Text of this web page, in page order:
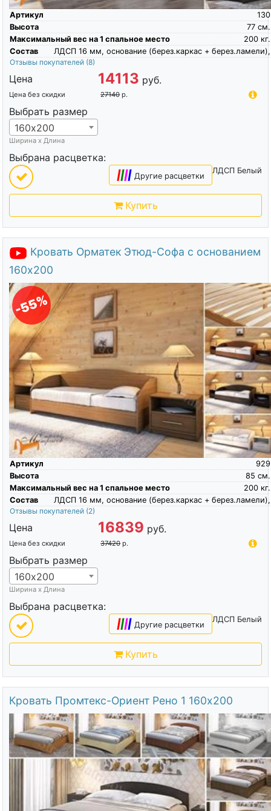
Артикул
130
Высота
см.
77
Максимальный вес на 1 спальное место
кг.
200
Состав
ЛДСП 16 мм, основание (берез.каркас + берез.ламели),
Отзывы покупателей (8)
Цена 14113 руб.
Цена без скидки 27140 р.
Выбрать размер
160х200
Ширина х Длина
Выбрана расцветка:
ЛДСП Белый
|||| Другие расцветки
Купить
Кровать Орматек Этюд-Софа с основанием
160х200
-55%
Артикул
929
Высота
см.
85
Максимальный вес на 1 спальное место
кг.
200
Состав
ЛДСП 16 мм, основание (берез.каркас + берез.ламели),
Отзывы покупателей (2)
Цена 16839 руб.
Цена без скидки 37420 р.
Выбрать размер
160х200
Ширина х Длина
Выбрана расцветка:
ЛДСП Белый
|||| Другие расцветки
Купить
Кровать Промтекс-Ориент Рено 1 160х200